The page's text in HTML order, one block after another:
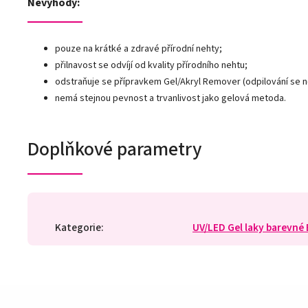
pouze na krátké a zdravé přírodní nehty;
přilnavost se odvíjí od kvality přírodního nehtu;
odstraňuje se přípravkem Gel/Akryl Remover (odpilování se
nemá stejnou pevnost a trvanlivost jako gelová metoda.
Doplňkové parametry
Kategorie: UV/LED Gel laky